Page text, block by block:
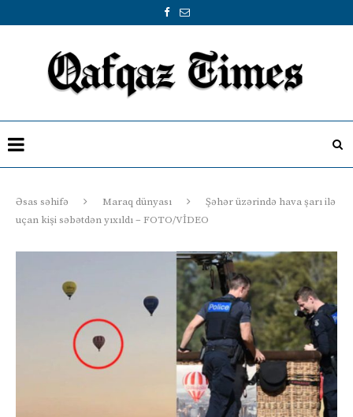
Əsas səhifə Maraq dünyası
Şəhər üzərində hava şarı ilə
uçan kişi səbətdən yıxıldı – FOTO/VİDEO